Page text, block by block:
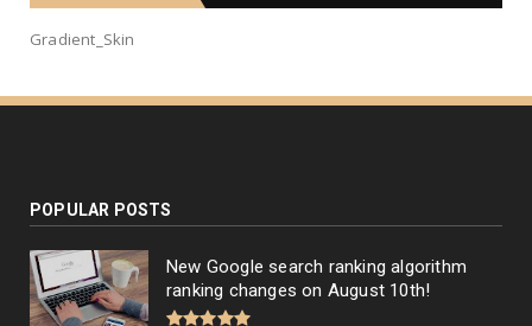
Gradient_Skin
POPULAR POSTS
New Google search ranking algorithm
ranking changes on August 10th!